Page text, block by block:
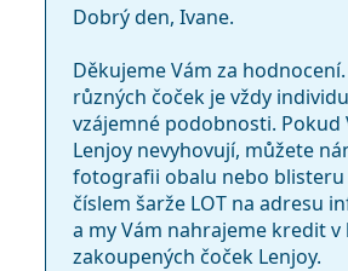
Dobrý den, Ivane.
Děkujeme Vám za
různých čoček je vždy
vzájemné podobnosti. Pokud
Lenjoy nevyhovují, můžete
fotografii obalu nebo blisteru
číslem šarže LOT na adresu
a my Vám nahrajeme kredit
zakoupených čoček Lenjoy.